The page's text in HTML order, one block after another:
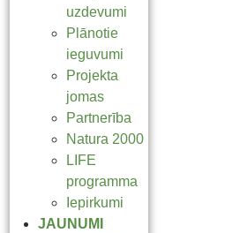
uzdevumi
Plānotie
ieguvumi
Projekta
jomas
Partnerība
Natura 2000
LIFE
programma
Iepirkumi
JAUNUMI